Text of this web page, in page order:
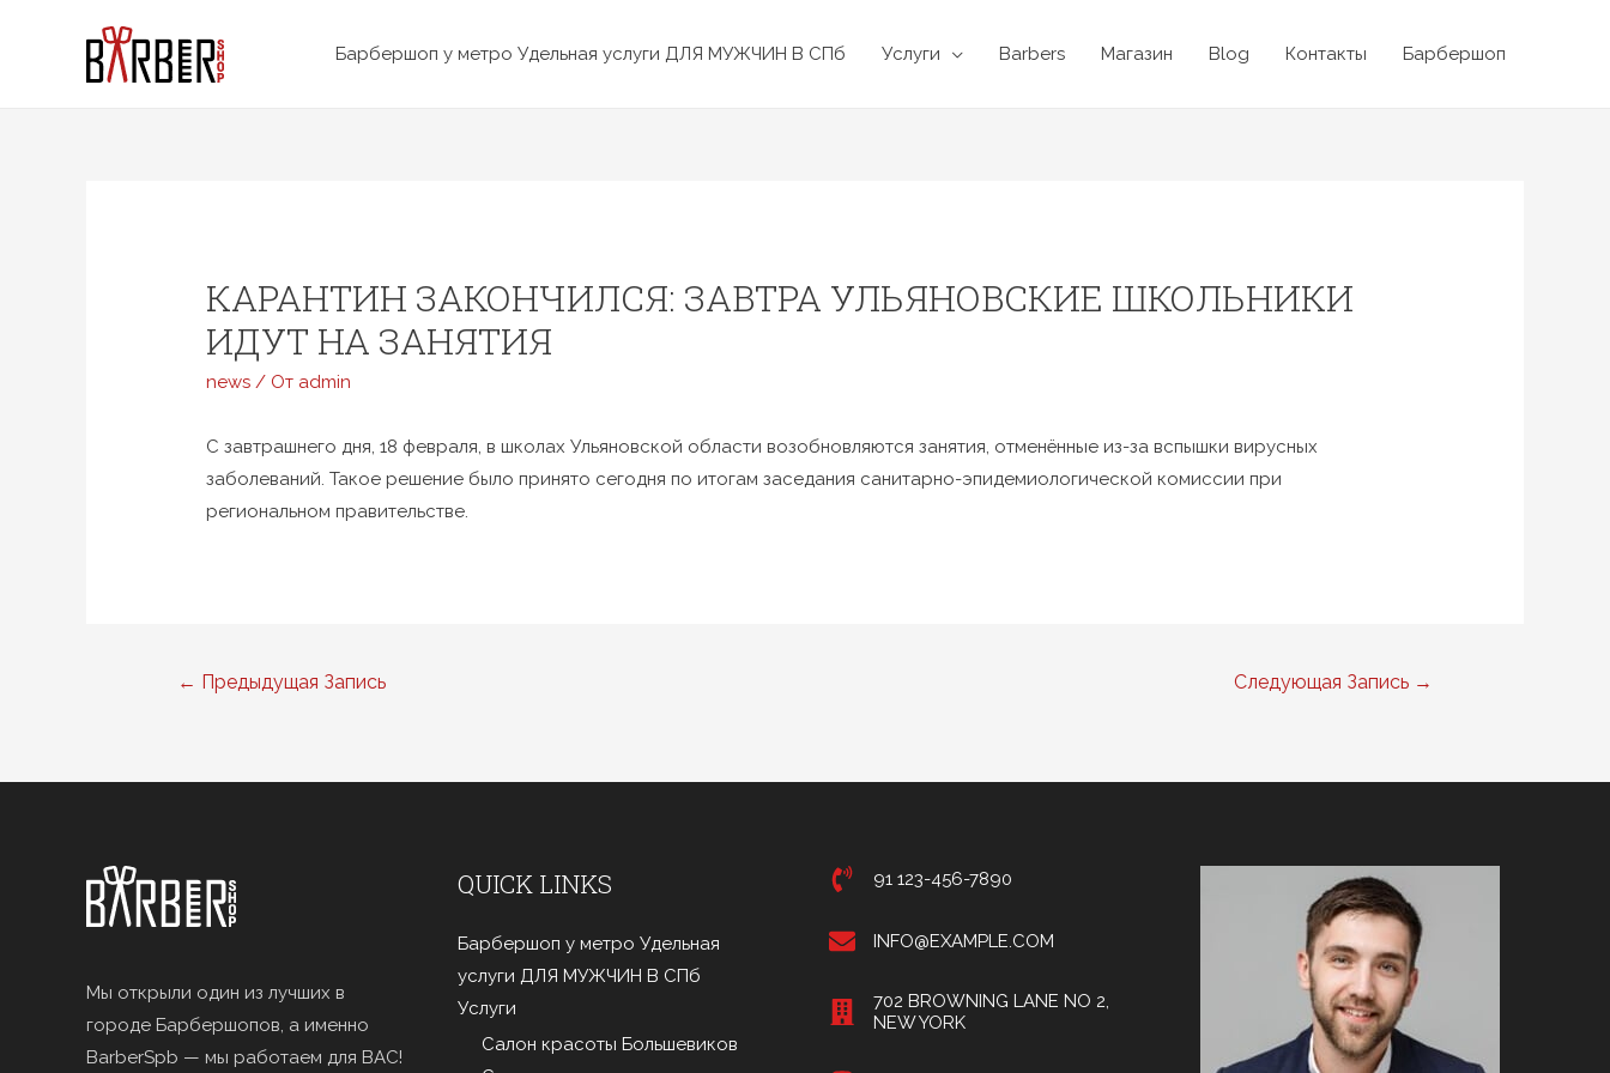
содержимому
Барбершоп у метро Удельная услуги ДЛЯ МУЖЧИН В СПб Услуги Barbers Магазин Blog Контакты Барбершоп
КАРАНТИН ЗАКОНЧИЛСЯ: ЗАВТРА УЛЬЯНОВСКИЕ ШКОЛЬНИКИ
ИДУТ НА ЗАНЯТИЯ
news / От admin
С завтрашнего дня, 18 февраля, в школах Ульяновской области возобновляются занятия, отменённые из-за вспышки вирусных
заболеваний. Такое решение было принято сегодня по итогам заседания санитарно-эпидемиологической комиссии при
региональном правительстве.
Навигация
← Предыдущая Запись Следующая Запись →
Мы открыли один из лучших в
городе Барбершопов, а именно
BarberSpb — мы работаем для ВАС!
QUICK LINKS
Барбершоп у метро Удельная
услуги ДЛЯ МУЖЧИН В СПб
Услуги
Салон красоты Большевиков
91 123-456-7890
INFO@EXAMPLE.COM
702 BROWNING LANE NO 2,
NEW YORK